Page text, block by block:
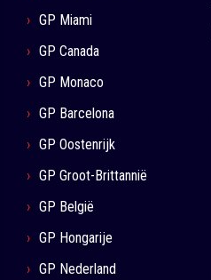
GP Miami
GP Canada
GP Monaco
GP Barcelona
GP Oostenrijk
GP Groot-Brittannië
GP België
GP Hongarije
GP Nederland